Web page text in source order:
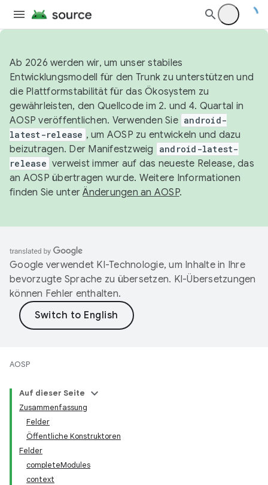
Ab 2026 werden wir, um unser stabiles
Entwicklungsmodell für den Trunk zu unterstützen und
die Plattformstabilität für das Ökosystem zu
gewährleisten, den Quellcode im 2. und 4. Quartal in
AOSP veröffentlichen. Verwenden Sie android-
latest-release , um AOSP zu entwickeln und dazu
beizutragen. Der Manifestzweig
android-latest-
release verweist immer auf das neueste Release, das
an AOSP übertragen wurde. Weitere Informationen
finden Sie unterÄnderungen an AOSP.
Google verwendet KI-Technologie, um Inhalte in Ihre
bevorzugte Sprache zu übersetzen. KI-Übersetzungen
können Fehler enthalten.
AOSP
Auf dieser Seite
Zusammenfassung
Felder
Öffentliche Konstruktoren
Felder
completeModules
context